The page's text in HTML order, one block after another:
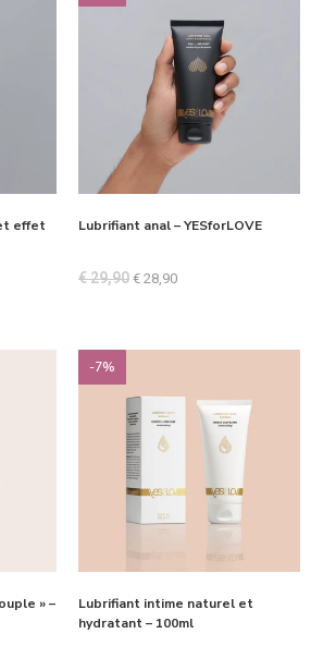
effet
Lubrifiant anal – YESforLOVE
€29,90 € 28,90
» –
-7%
Lubrifiant intime naturel et
hydratant – 100ml